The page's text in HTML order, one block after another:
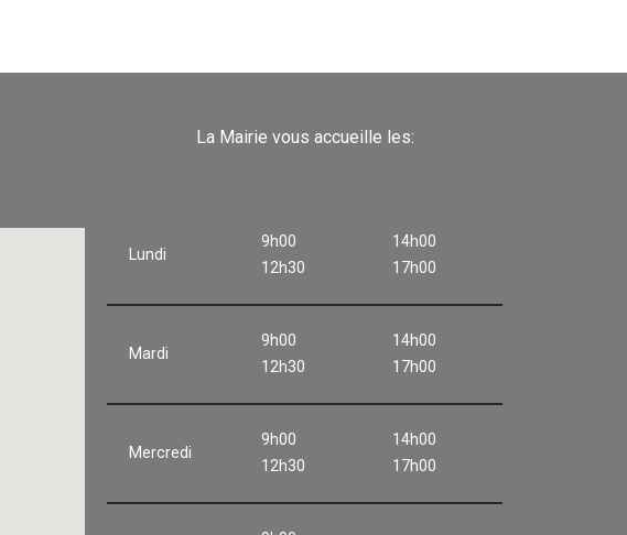
La Mairie vous accueille les:
Lundi
9h00
12h30
14h00
17h00
Mardi
9h00
12h30
14h00
17h00
Mercredi
9h00
12h30
14h00
17h00